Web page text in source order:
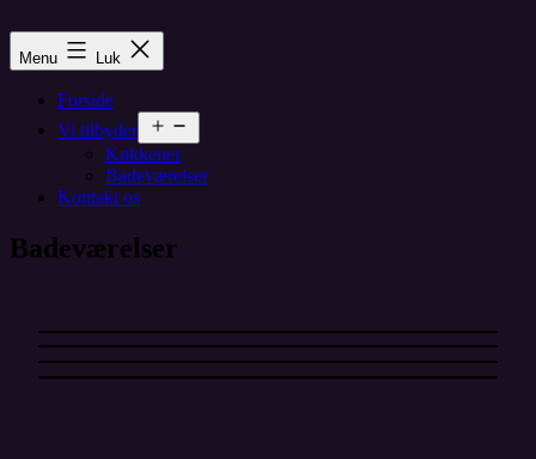
til
indhold
Menu Luk
Forside
Vi tilbyder
menu
Køkkener
Badeværelser
Kontakt os
Badeværelser